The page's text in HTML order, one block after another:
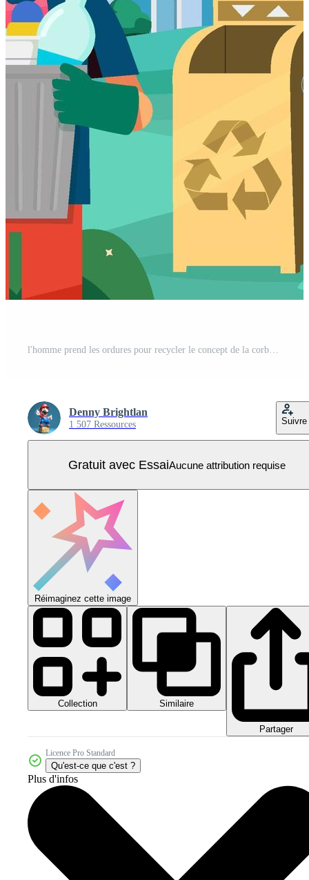
l'homme prend les ordures pour recycler le concept de la corbeille Vecteur Pro
Denny Brightlan
1 507 Ressources Suivre
Gratuit avec EssaiAucune attribution requise
Réimaginez cette image
Collection Similaire
Partager
Licence Pro Standard
Qu'est-ce que c'est ?
Plus d'infos